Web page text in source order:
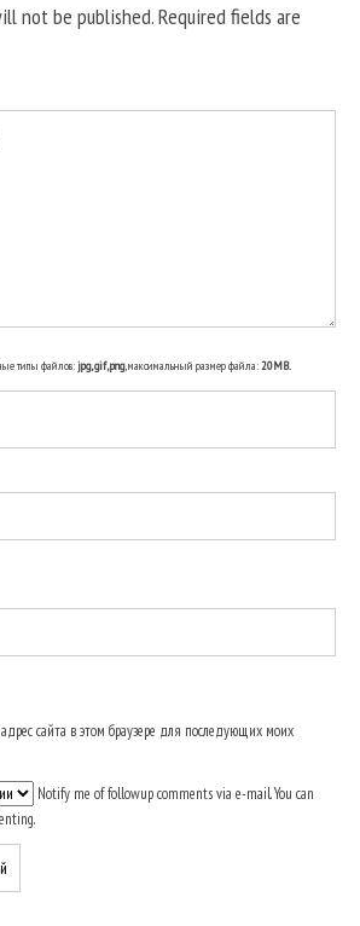
not be published. Required fields are
типы файлов:jpg, gif, png, максимальный размер файла:20MB.
сайта в этом браузере для последующих моих
Notify me of followup comments via e-mail. You can